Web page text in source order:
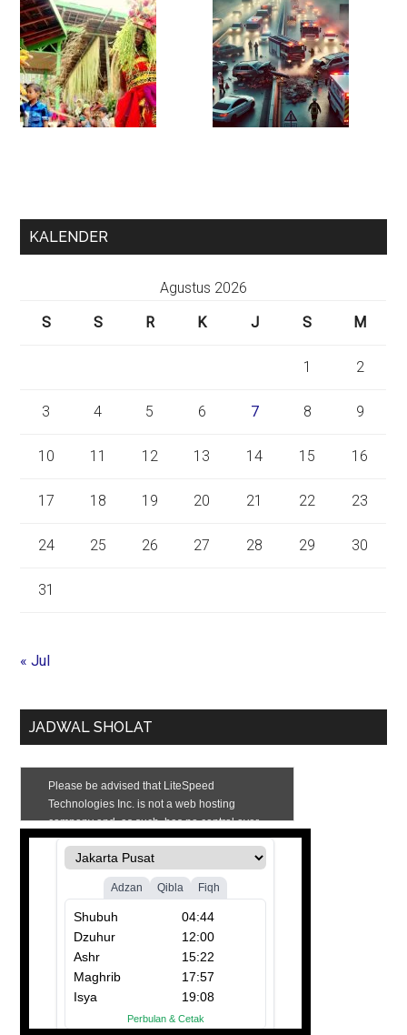
KALENDER
Agustus 2026
S
S R K J S M
1 2
3 4 5 6 7 8 9
10 11 12 13 14 15 16
17 18 19 20 21 22 23
24 25 26 27 28 29 30
31
« Jul
JADWAL SHOLAT